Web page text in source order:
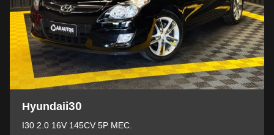
Hyundaii30
I30 2.0 16V 145CV 5P MEC.